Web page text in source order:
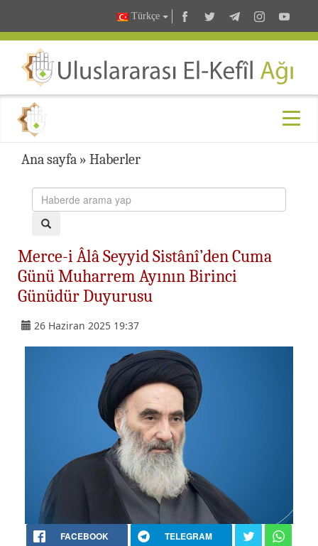
Türkçe
Ana sayfa » Haberler
Merce-i Âlâ Seyyid Sistânî’den Cuma
Günü Muharrem Ayının Birinci
Günüdür Duyurusu
26 Haziran 2025 19:37
FACEBOOK TELEGRAM